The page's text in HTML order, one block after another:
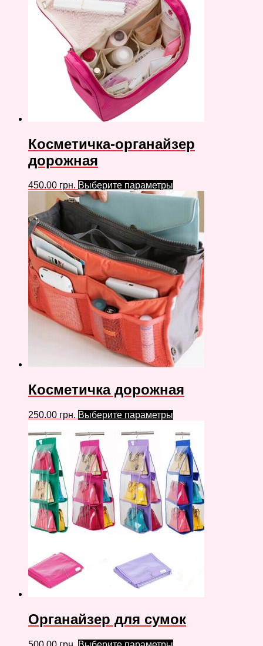
Косметичка-органайзер
дорожная
450.00 грн. Выберите параметры
Косметичка дорожная
250.00 грн. Выберите параметры
Органайзер для сумок